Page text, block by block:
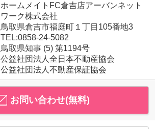
ホームメイトFC倉吉店アーバンネット
ワーク株式会社
鳥取県倉吉市福庭町１丁目105番地3
TEL:0858-24-5082
鳥取県知事 (5) 第1194号
公益社団法人全日本不動産協会
公益社団法人不動産保証協会
お問い合わせ(無料)